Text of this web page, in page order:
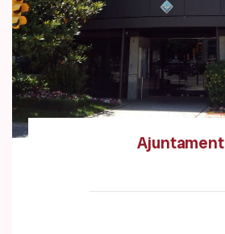
Ajuntament